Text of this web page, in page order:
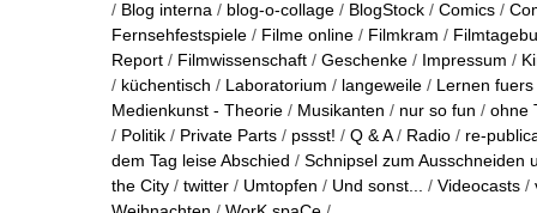
/ Blog interna / blog-o-collage / BlogStock / Comics /
Fernsehfestspiele / Filme online / Filmkram /
Report / Filmwissenschaft / Geschenke / Impressum /
/ küchentisch / Laboratorium / langeweile / Lernen
Medienkunst - Theorie / Musikanten / nur so fun / ohne
/ Politik / Private Parts / pssst! / Q & A/ Radio / re-
dem Tag leise Abschied / Schnipsel zum Ausschneiden
the City / twitter / Umtopfen / Und sonst... / Videocasts /